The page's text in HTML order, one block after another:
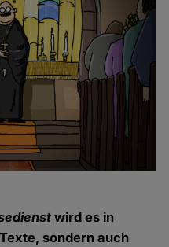
wird es in
sondern auch